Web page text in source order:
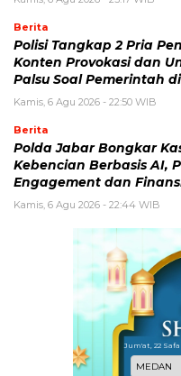
Berita
Polisi Tangkap 2 Pria
Konten Provokasi dan
Palsu Soal Pemerintah
Kamis, 6 Agu 2026 - 22:50 WIB
Berita
Polda Jabar Bongkar
Kebencian Berbasis AI,
Engagement dan
Kamis, 6 Agu 2026 - 22:44 WIB
Jum'at, 22